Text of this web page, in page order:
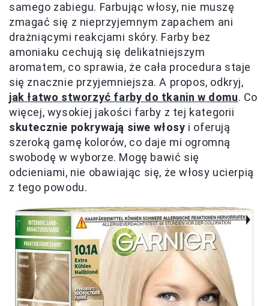
samego zabiegu. Farbując włosy, nie muszę
zmagać się z nieprzyjemnym zapachem ani
drażniącymi reakcjami skóry. Farby bez
amoniaku cechują się delikatniejszym
aromatem, co sprawia, że cała procedura staje
się znacznie przyjemniejsza. A propos, odkryj,
jak łatwo stworzyć farby do tkanin w domu. Co
więcej, wysokiej jakości farby z tej kategorii
skutecznie pokrywają siwe włosy i oferują
szeroką gamę kolorów, co daje mi ogromną
swobodę w wyborze. Mogę bawić się
odcieniami, nie obawiając się, że włosy ucierpią
z tego powodu.